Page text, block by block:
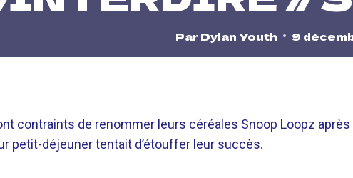
ParDylan Youth 9
contraints de renommer leurs céréales Snoop Loopz
petit-déjeuner tentait d’étouffer leur succès.